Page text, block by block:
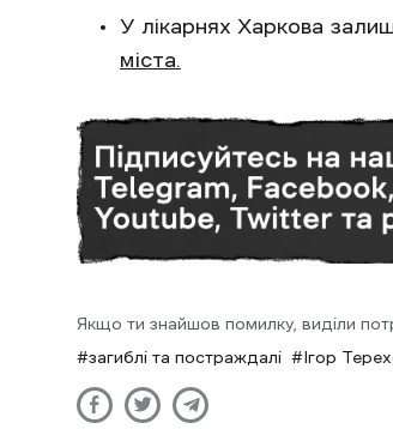
У лікарнях Харкова
міста.
Якщо ти знайшов помилку, виділи
загиблі та постраждалі
Ігор